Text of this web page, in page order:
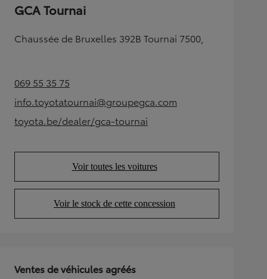
GCA Tournai
Chaussée de Bruxelles 392B Tournai 7500,
069 55 35 75(Opens in new tab)
info.toyotatournai@groupegca.com
(Opens in new tab)
toyota.be/dealer/gca-tournai
(Opens in new tab)
Voir toutes les voitures
(Opens in new tab)
Voir le stock de cette concession
(Opens in new tab)
Ventes de véhicules agréés